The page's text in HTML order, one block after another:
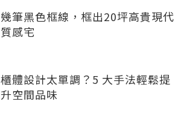
幾筆黑色框線，框出20坪高貴現代
質感宅
櫃體設計太單調？5 大手法輕鬆提
升空間品味